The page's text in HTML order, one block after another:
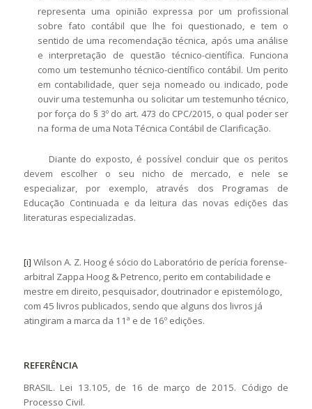
representa uma opinião expressa por um profissional
sobre fato contábil que lhe foi questionado, e tem o
sentido de uma recomendação técnica, após uma análise
e interpretação de questão técnico-científica. Funciona
como um testemunho técnico-científico contábil. Um perito
em contabilidade, quer seja nomeado ou indicado, pode
ouvir uma testemunha ou solicitar um testemunho técnico,
por força do § 3º do art. 473 do CPC/2015, o qual poder ser
na forma de uma Nota Técnica Contábil de Clarificação.
Diante do exposto, é possível concluir que os peritos
devem escolher o seu nicho de mercado, e nele se
especializar, por exemplo, através dos Programas de
Educação Continuada e da leitura das novas edições das
literaturas especializadas.
[i] Wilson A. Z. Hoog é sócio do Laboratório de perícia forense-
arbitral Zappa Hoog & Petrenco, perito em contabilidade e
mestre em direito, pesquisador, doutrinador e epistemólogo,
com 45 livros publicados, sendo que alguns dos livros já
atingiram a marca da 11ª e de 16º edições.
REFERÊNCIA
BRASIL. Lei 13.105, de 16 de março de 2015. Código de
Processo Civil.